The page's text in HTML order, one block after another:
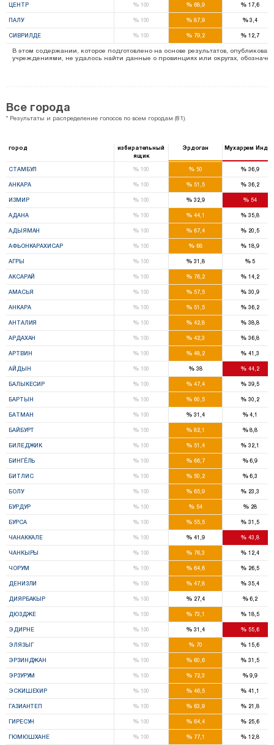
ЦЕНТР %100 % 68,9 % 17,6
ПАЛУ %100 % 87,9 %3,4
СИВРИЛДЕ %100 % 79,2 % 12,7
В этом содержании, которое подготовлено на основе результатов,
учреждениями, не удалось найти данные о провинциях или округах,
Все города
* Результаты и распределение голосов по всем городам (81).
город
избирательный
ящик
Эрдоган Мухаррем
СТАМБУЛ %100 % 50 % 36,9
АНКАРА %100 % 51,5 % 36,2
ИЗМИР %100 % 32,9 %54
АДАНА %100 % 44,1 % 35,8
АДЫЯМАН %100 % 67,4 % 20,5
АФЬОНКАРАХИСАР %100 % 68 % 18,9
АГРЫ %100 % 31,8 %5
АКСАРАЙ %100 % 76,2 % 14,2
АМАСЬЯ %100 % 57,5 % 30,9
АНКАРА %100 % 51,5 % 36,2
АНТАЛИЯ %100 % 42,8 % 38,8
АРДАХАН %100 % 42,3 % 36,8
АРТВИН %100 % 48,2 % 41,3
АЙДЫН %100 % 38 % 44,2
БАЛЫКЕСИР %100 % 47,4 % 39,5
БАРТЫН %100 % 60,5 % 30,2
БАТМАН %100 % 31,4 %4,1
БАЙБУРТ %100 % 82,1 %8,8
БИЛЕДЖИК %100 % 51,4 % 32,1
БИНГЁЛЬ %100 % 66,7 %6,9
БИТЛИС %100 % 50,2 %6,3
БОЛУ %100 % 65,9 % 23,3
БУРДУР %100 % 54 %28
БУРСА %100 % 55,5 % 31,5
ЧАНАККАЛЕ %100 % 41,9 % 43,8
ЧАНКЫРЫ %100 % 76,3 % 12,4
ЧОРУМ %100 % 64,6 % 26,5
ДЕНИЗЛИ %100 % 47,8 % 35,4
ДИЯРБАКЫР %100 % 27,4 %6,2
ДЮЗДЖЕ %100 % 73,1 % 18,5
ЭДИРНЕ %100 % 31,4 % 55,6
ЭЛЯЗЫГ %100 % 70 % 15,6
ЭРЗИНДЖАН %100 % 60,6 % 31,5
ЭРЗУРУМ %100 % 72,3 %9,9
ЭСКИШЕХИР %100 % 46,5 % 41,1
ГАЗИАНТЕП %100 % 63,9 % 21,8
ГИРЕСУН %100 % 64,4 % 25,6
ГЮМЮШХАНЕ %100 % 77,1 % 12,8